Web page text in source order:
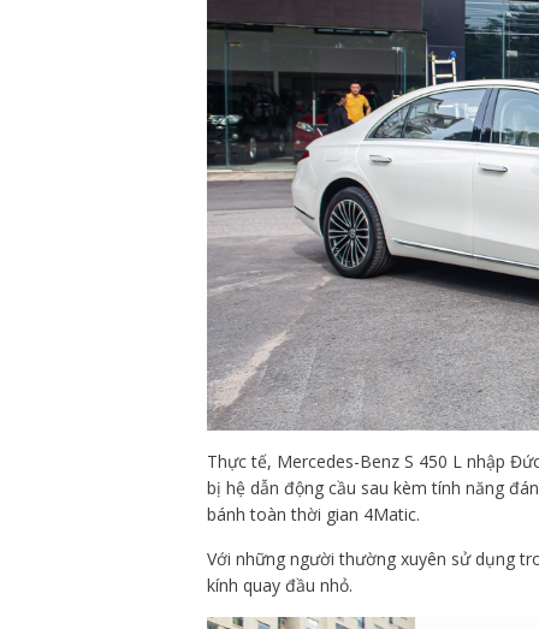
Thực tế, Mercedes-Benz S 450 L nhập
bị hệ dẫn động cầu sau kèm tính năng
bánh toàn thời gian 4Matic.
Với những người thường xuyên sử dụng
kính quay đầu nhỏ.